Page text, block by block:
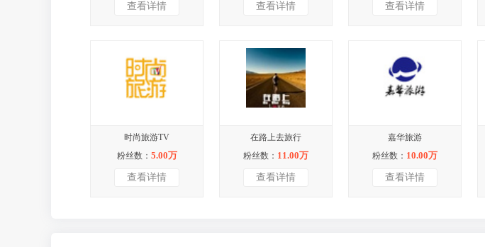
查看详情 查看详情 查看详情
时尚旅游TV
粉丝数： 5.00万
查看详情
在路上去旅行
粉丝数： 11.00万
查看详情
嘉华旅游
粉丝数： 10.00万
查看详情